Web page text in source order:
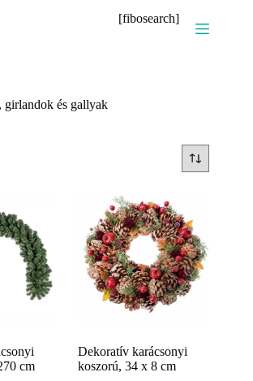
[fibosearch]
girlandok és gallyak
cm
Dekoratív karácsonyi
koszorú, 34 x 8 cm